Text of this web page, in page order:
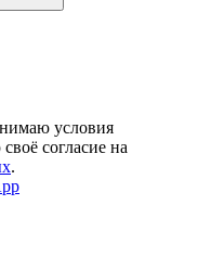
условия
согласие на
.